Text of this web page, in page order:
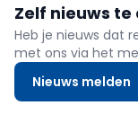
Zelf nieuws te
Heb je nieuws dat
met ons via het
Nieuws melden